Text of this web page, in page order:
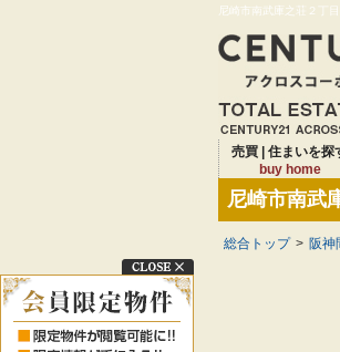
尼崎市南武庫之荘２丁
売買 | 住まいを探
buy home
尼崎市南武
総合トップ > 阪神